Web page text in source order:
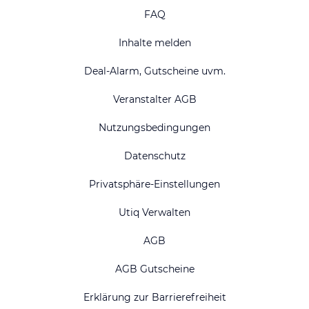
Hotel Hamburg
Harz Urlaub
Hotel Leipzig
FAQ
Inhalte melden
Deal-Alarm, Gutscheine uvm.
Veranstalter AGB
Nutzungsbedingungen
Datenschutz
Privatsphäre-Einstellungen
Utiq Verwalten
AGB
AGB Gutscheine
Erklärung zur Barrierefreiheit